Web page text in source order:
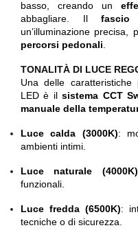
basso, creando un
abbagliare. Il
un’illuminazione precisa,
percorsi pedonali
TONALITÀ DI LUCE
Una delle
LED è ilsistema CCT
manuale della
Luce calda (3000K):
ambienti intimi.
Luce naturale (4000K)
funzionali.
Luce fredda (6500K):
tecniche o di sicurezza.